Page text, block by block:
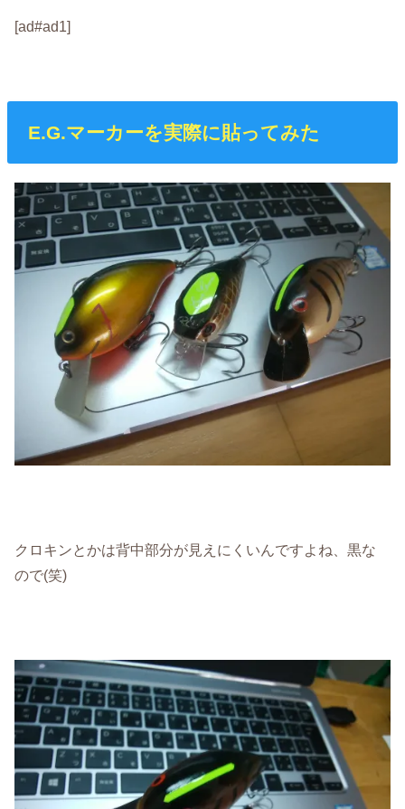
[ad#ad1]
E.G.マーカーを実際に貼ってみた
クロキンとかは背中部分が見えにくいんですよね、黒な
ので(笑)